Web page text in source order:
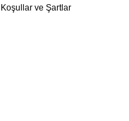
Koşullar ve Şartlar